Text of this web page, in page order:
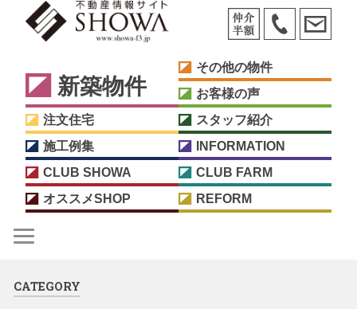
新築物件
その他の物件
お客様の声
注文住宅
スタッフ紹介
施工例集
INFORMATION
CLUB SHOWA
CLUB FARM
オススメSHOP
REFORM
CATEGORY